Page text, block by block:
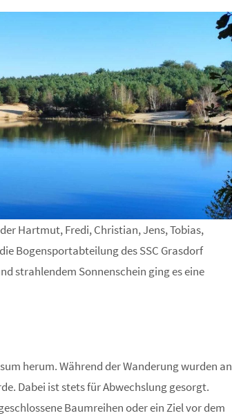
Hartmut, Fredi, Christian, Jens, Tobias,
Bogensportabteilung des SSC Grasdorf
strahlendem Sonnenschein ging es eine
herum. Während der Wanderung wurden an
Dabei ist stets für Abwechslung gesorgt.
Baumreihen oder ein Ziel vor dem